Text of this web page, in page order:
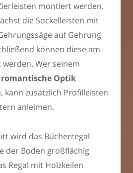
montiert werden.
die Sockelleisten mit
auf Gehrung
können diese am
werden. Wer seinem
romantische Optik
kann zusätzlich Profilleisten
anleimen.
wird das Bücherregal
der Boden großflächig
Regal mit Holzkeilen